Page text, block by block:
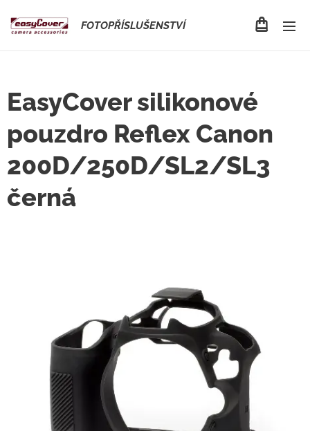
FOTOPŘÍSLUŠENSTVÍ
EasyCover silikonové
pouzdro Reflex Canon
200D/250D/SL2/SL3
černá